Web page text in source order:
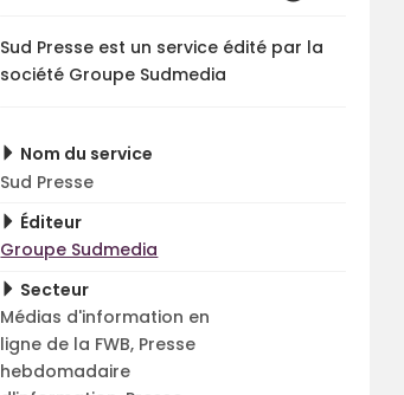
Sud Presse est un service édité par la
société Groupe Sudmedia
Nom du service
Sud Presse
Éditeur
Groupe Sudmedia
Secteur
Médias d'information en
ligne de la FWB, Presse
hebdomadaire